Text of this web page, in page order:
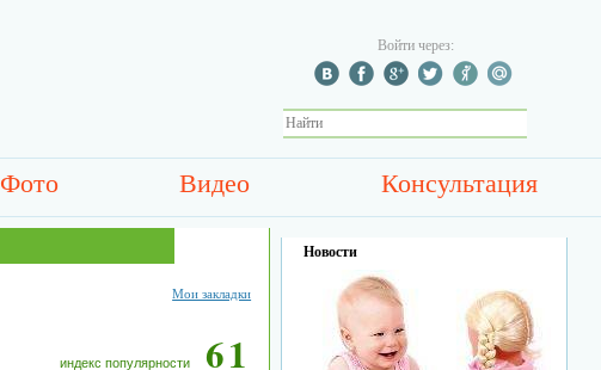
Войти через:
Фото Видео Консультация
Мои закладки
индекс популярности61
Новости